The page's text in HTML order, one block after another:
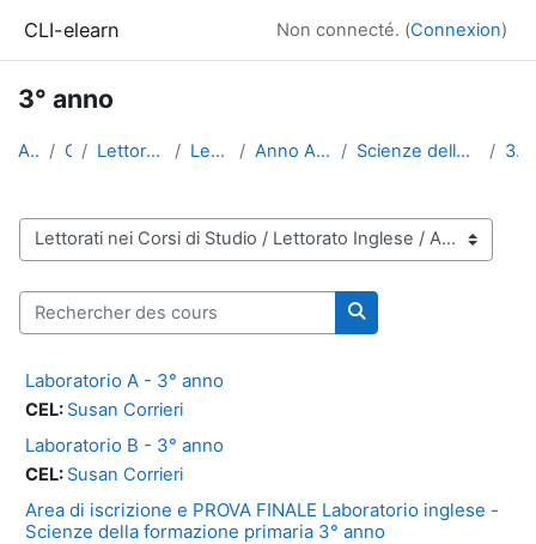
CLI-elearn Non connecté. (Connexion)
3° anno
Accueil Cours Lettorati nei Corsi di Studio Lettorato Inglese Anno Accademico 2021-2022 Scienze della formazione primaria - Magistrale 3° anno
Catégories de cours
Rechercher des cours
Rechercher des
Laboratorio A - 3° anno
CEL: Susan Corrieri
Laboratorio B - 3° anno
CEL: Susan Corrieri
Area di iscrizione e PROVA FINALE Laboratorio inglese -
Scienze della formazione primaria 3° anno